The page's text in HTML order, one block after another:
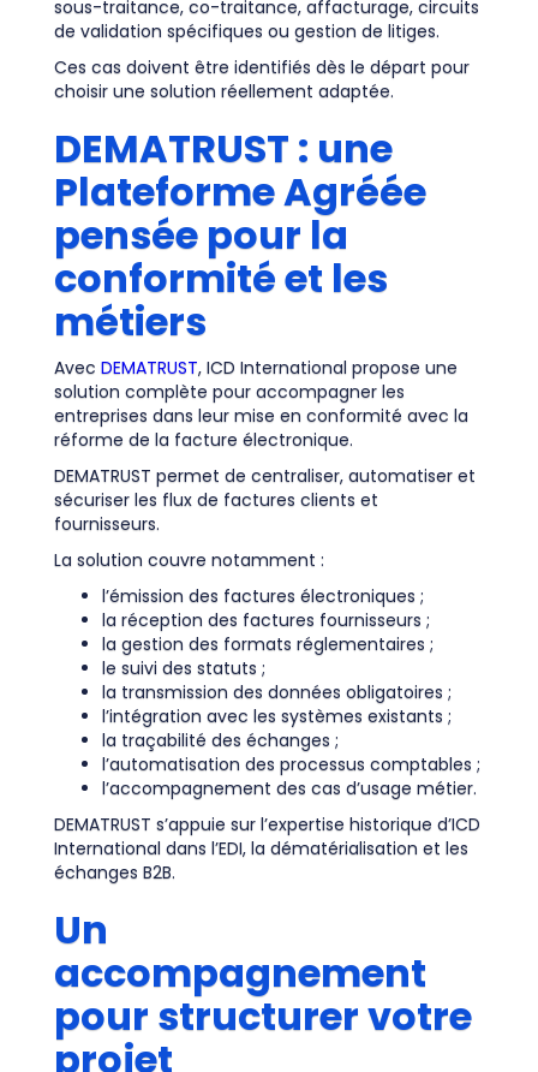
sous-traitance, co-traitance, affacturage, circuits
de validation spécifiques ou gestion de litiges.
Ces cas doivent être identifiés dès le départ pour
choisir une solution réellement adaptée.
DEMATRUST : une
Plateforme Agréée
pensée pour la
conformité et les
métiers
Avec DEMATRUST, ICD International propose une
solution complète pour accompagner les
entreprises dans leur mise en conformité avec la
réforme de la facture électronique.
DEMATRUST permet de centraliser, automatiser et
sécuriser les flux de factures clients et
fournisseurs.
La solution couvre notamment :
l’émission des factures électroniques ;
la réception des factures fournisseurs ;
la gestion des formats réglementaires ;
le suivi des statuts ;
la transmission des données obligatoires ;
l’intégration avec les systèmes existants ;
la traçabilité des échanges ;
l’automatisation des processus comptables ;
l’accompagnement des cas d’usage métier.
DEMATRUST s’appuie sur l’expertise historique d’ICD
International dans l’EDI, la dématérialisation et les
échanges B2B.
Un
accompagnement
pour structurer votre
projet